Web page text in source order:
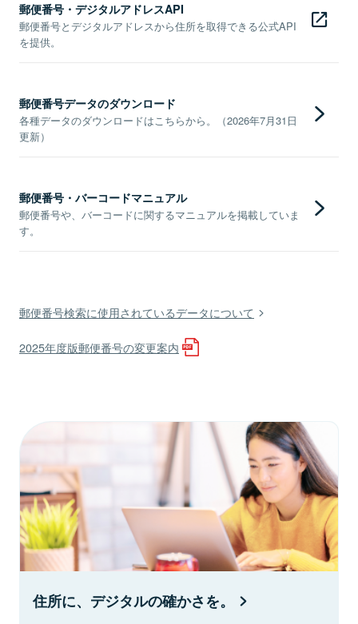
郵便番号・デジタルアドレスAPI
郵便番号とデジタルアドレスから住所を取得できる公式API
を提供。
郵便番号データのダウンロード
各種データのダウンロードはこちらから。（2026年7月31日
更新）
郵便番号・バーコードマニュアル
郵便番号や、バーコードに関するマニュアルを掲載していま
す。
郵便番号検索に使用されているデータについて
2025年度版郵便番号の変更案内
住所に、デジタルの確かさを。